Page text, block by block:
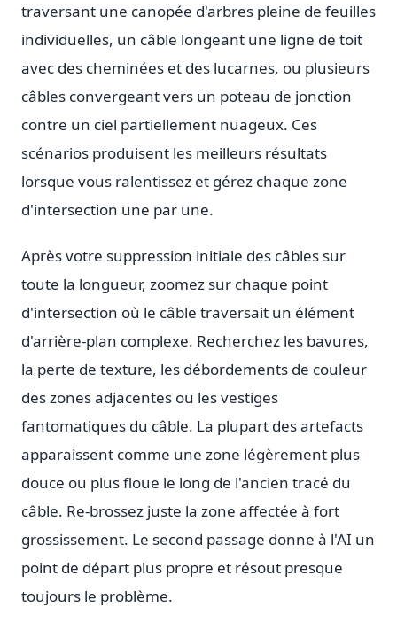
traversant une canopée d'arbres pleine de feuilles
individuelles, un câble longeant une ligne de toit
avec des cheminées et des lucarnes, ou plusieurs
câbles convergeant vers un poteau de jonction
contre un ciel partiellement nuageux. Ces
scénarios produisent les meilleurs résultats
lorsque vous ralentissez et gérez chaque zone
d'intersection une par une.
Après votre suppression initiale des câbles sur
toute la longueur, zoomez sur chaque point
d'intersection où le câble traversait un élément
d'arrière-plan complexe. Recherchez les bavures,
la perte de texture, les débordements de couleur
des zones adjacentes ou les vestiges
fantomatiques du câble. La plupart des artefacts
apparaissent comme une zone légèrement plus
douce ou plus floue le long de l'ancien tracé du
câble. Re-brossez juste la zone affectée à fort
grossissement. Le second passage donne à l'AI un
point de départ plus propre et résout presque
toujours le problème.